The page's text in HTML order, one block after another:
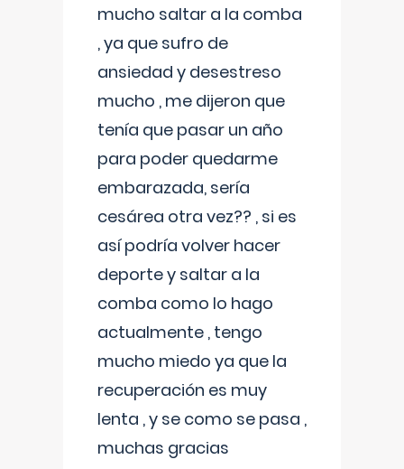
mucho saltar a la comba
, ya que sufro de
ansiedad y desestreso
mucho , me dijeron que
tenía que pasar un año
para poder quedarme
embarazada, sería
cesárea otra vez?? , si es
así podría volver hacer
deporte y saltar a la
comba como lo hago
actualmente , tengo
mucho miedo ya que la
recuperación es muy
lenta , y se como se pasa ,
muchas gracias